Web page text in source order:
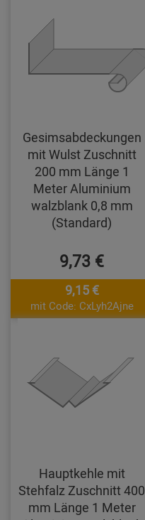
Gesimsabdeckungen
mit Wulst Zuschnitt
200 mm Länge 1
Meter Aluminium
walzblank 0,8 mm
(Standard)
9,73 €
9,15 €
mit Code: CxLyh2Ajne
Hauptkehle mit
Stehfalz Zuschnitt 400
mm Länge 1 Meter